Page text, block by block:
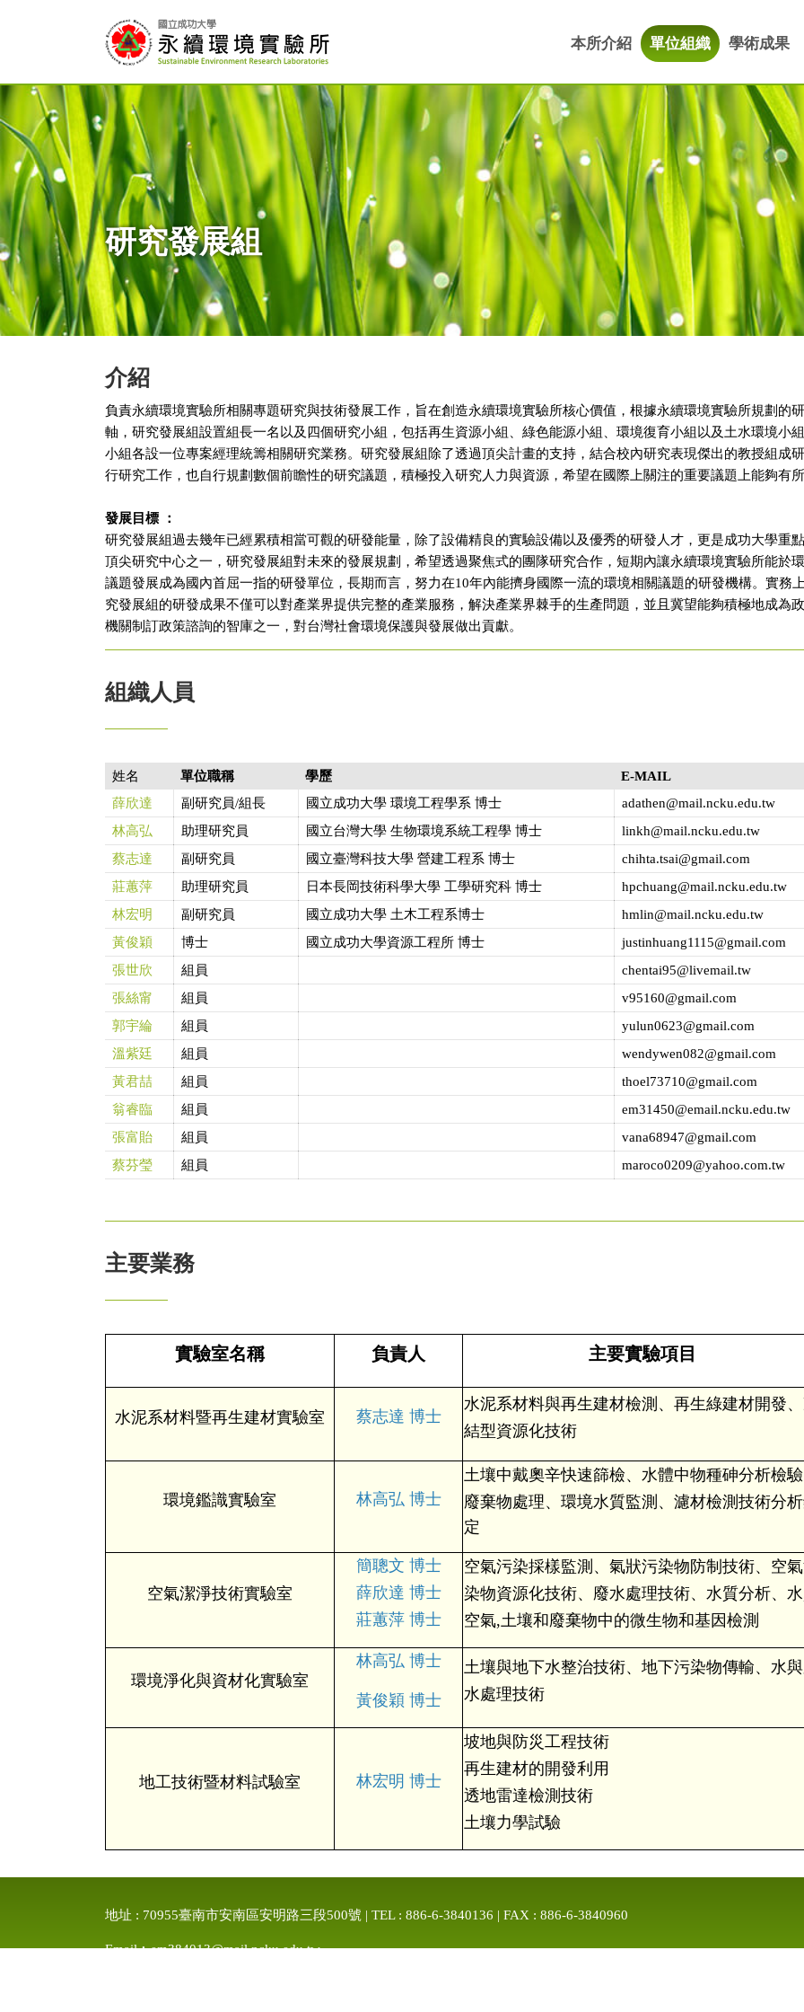
本所介紹 單位組織 學術成果
研究發展組
介紹
負責永續環境實驗所相關專題研究與技術發展工作，旨在創造永續環境實驗所核心價值，根據永續環境實驗所規劃的
軸，研究發展組設置組長一名以及四個研究小組，包括再生資源小組、綠色能源小組、環境復育小組以及土水環境小
小組各設一位專案經理統籌相關研究業務。研究發展組除了透過頂尖計畫的支持，結合校內研究表現傑出的教授組成
行研究工作，也自行規劃數個前瞻性的研究議題，積極投入研究人力與資源，希望在國際上關注的重要議題上能夠有所
發展目標 ：
研究發展組過去幾年已經累積相當可觀的研發能量，除了設備精良的實驗設備以及優秀的研發人才，更是成功大學重
頂尖研究中心之一，研究發展組對未來的發展規劃，希望透過聚焦式的團隊研究合作，短期內讓永續環境實驗所能於
議題發展成為國內首屈一指的研發單位，長期而言，努力在10年內能擠身國際一流的環境相關議題的研發機構。實務
究發展組的研發成果不僅可以對產業界提供完整的產業服務，解決產業界棘手的生產問題，並且冀望能夠積極地成為
機關制訂政策諮詢的智庫之一，對台灣社會環境保護與發展做出貢獻。
組織人員
姓名 單位職稱 學歷
E-MAIL
薛欣達
副研究員/組長 國立成功大學 環境工程學系 博士
adathen@mail.ncku.edu.tw
林高弘
助理研究員 國立台灣大學 生物環境系統工程學 博士
linkh@mail.ncku.edu.tw
蔡志達
副研究員 國立臺灣科技大學 營建工程系 博士
chihta.tsai@gmail.com
莊蕙萍
助理研究員 日本長岡技術科學大學 工學研究科 博士
hpchuang@mail.ncku.edu.tw
林宏明
副研究員 國立成功大學 土木工程系博士
hmlin@mail.ncku.edu.tw
黃俊穎
博士 國立成功大學資源工程所 博士
justinhuang1115@gmail.com
張世欣
組員
chentai95@livemail.tw
張絲甯
組員
v95160@gmail.com
郭宇綸
組員
yulun0623@gmail.com
溫紫廷
組員
wendywen082@gmail.com
黃君喆
組員
thoel73710@gmail.com
翁睿臨
組員
em31450@email.ncku.edu.tw
張富貽
組員
vana68947@gmail.com
蔡芬瑩
組員 maroco0209@yahoo.com.tw
主要業務
實驗室名稱 負責人 主要實驗項目
水泥系材料暨再生建材實驗室 蔡志達 博士
水泥系材料與再生建材檢測、再生綠建材開發
結型資源化技術
環境鑑識實驗室 林高弘 博士
土壤中戴奧辛快速篩檢、水體中物種砷分析檢驗
廢棄物處理、環境水質監測、濾材檢測技術分
定
空氣潔淨技術實驗室
簡聰文 博士
薛欣達 博士
莊蕙萍 博士
空氣污染採樣監測、氣狀污染物防制技術、空
染物資源化技術、廢水處理技術、水質分析、
空氣,土壤和廢棄物中的微生物和基因檢測
環境淨化與資材化實驗室
林高弘 博士
黃俊穎 博士
土壤與地下水整治技術、地下污染物傳輸、水
水處理技術
地工技術暨材料試驗室 林宏明 博士
坡地與防災工程技術
再生建材的開發利用
透地雷達檢測技術
土壤力學試驗
地址 : 70955臺南市安南區安明路三段500號 | TEL : 886-6-3840136 | FAX : 886-6-3840960
Email︰em384013@mail.ncku.edu.tw